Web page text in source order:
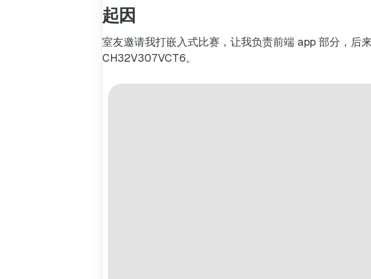
起因
室友邀请我打嵌入式比赛，让我负责前端 app 部分，后
CH32V307VCT6。